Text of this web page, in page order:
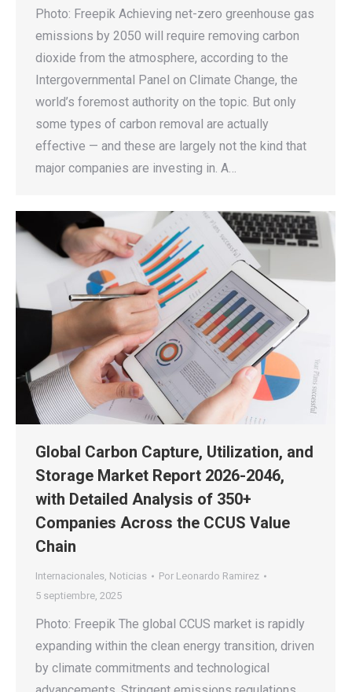
Photo: Freepik Achieving net-zero greenhouse gas
emissions by 2050 will require removing carbon
dioxide from the atmosphere, according to the
Intergovernmental Panel on Climate Change, the
world’s foremost authority on the topic. But only
some types of carbon removal are actually
effective — and these are largely not the kind that
major companies are investing in. A…
Global Carbon Capture, Utilization, and
Storage Market Report 2026-2046,
with Detailed Analysis of 350+
Companies Across the CCUS Value
Chain
Internacionales, Noticias Por Leonardo Ramirez
5 septiembre, 2025
Photo: Freepik The global CCUS market is rapidly
expanding within the clean energy transition, driven
by climate commitments and technological